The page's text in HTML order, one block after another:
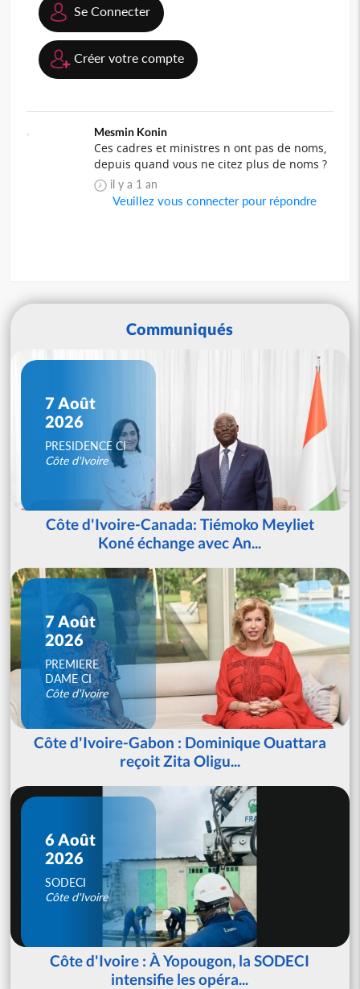
Se Connecter
Créer votre compte
Mesmin Konin
Ces cadres et ministres n ont pas de noms,
depuis quand vous ne citez plus de noms ?
il y a 1 an
Veuillez vous connecter pour répondre
Communiqués
7 Août
2026
PRESIDENCE CI
Côte d'Ivoire
Côte d'Ivoire-Canada: Tiémoko Meyliet
Koné échange avec An...
7 Août
2026
PREMIERE
DAME CI
Côte d'Ivoire
Côte d'Ivoire-Gabon : Dominique Ouattara
reçoit Zita Oligu...
6 Août
2026
SODECI
Côte d'Ivoire
Côte d'Ivoire : À Yopougon, la SODECI
intensifie les opéra...